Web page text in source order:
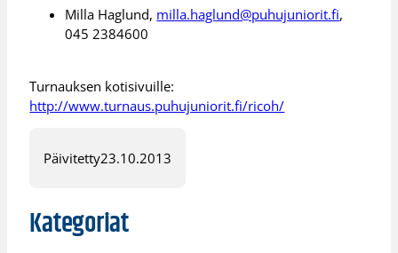
Milla Haglund, milla.haglund@puhujuniorit.fi,
045 2384600
Turnauksen kotisivuille:
http://www.turnaus.puhujuniorit.fi/ricoh/
Päivitetty23.10.2013
Kategoriat